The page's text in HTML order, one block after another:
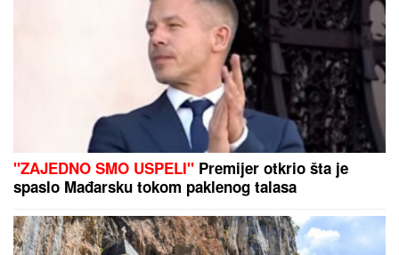
DRAMA U ČAČKUEksplodirala plinska boca, teško
povređen muškarac